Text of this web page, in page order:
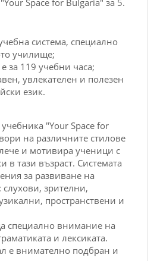
Space for Bulgaria" за 5.
система, специално
училище;
за 119 учебни часа;
увлекателен и полезен
език.
"Your Space for
на различните стилове
и мотивира ученици с
в тази възраст. Системата
за развиване на
зрителни,
пространствени и
специално внимание на
и лексиката.
е внимателно подбран и